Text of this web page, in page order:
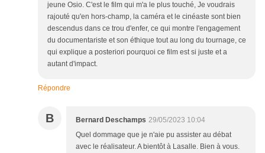
jeune Osio. C'est le film qui m'a le plus touché, Je voudrais
rajouté qu'en hors-champ, la caméra et le cinéaste sont bien
descendus dans ce trou d'enfer, ce qui montre l'engagement
du documentariste et son éthique tout au long du tournage, ce
qui explique a posteriori pourquoi ce film est si juste et a
autant d'impact.
Répondre
B Bernard Deschamps 29/05/2023 10:04
Quel dommage que je n'aie pu assister au débat
avec le réalisateur. A bientôt à Lasalle. Bien à vous.